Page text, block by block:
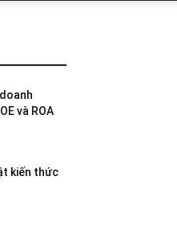
và ROA
kiến thức